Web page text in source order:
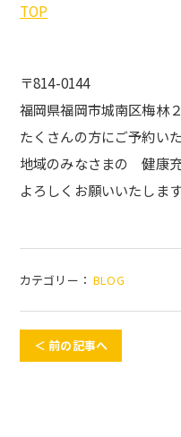
TOP
〒814-0144
福岡県福岡市城南区梅林
たくさんの方にご予約い
地域のみなさまの 健康
よろしくお願いいたしま
カテゴリー： BLOG
＜ 前の記事へ